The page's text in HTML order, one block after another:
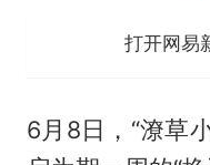
打开网易
6月8日，“潦草